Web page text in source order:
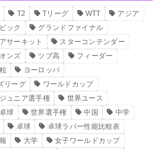
T2 Tリーグ WTT
アジア
ック
グランドファイナル
サーキット
スターコンテンダー
ンズ ツブ高
フィーダー
ヨーロッパ
リーグ
ワールドカップ
ュニア選手権
世界ユース
球 世界選手権 中国
中学
卓球
卓球ラバー性能比較表
大学
女子ワールドカップ